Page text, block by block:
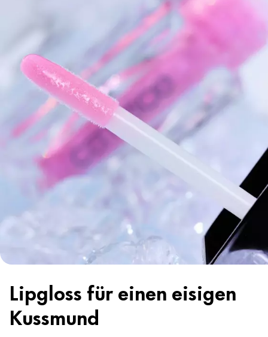
Lipgloss für einen eisigen
Kussmund